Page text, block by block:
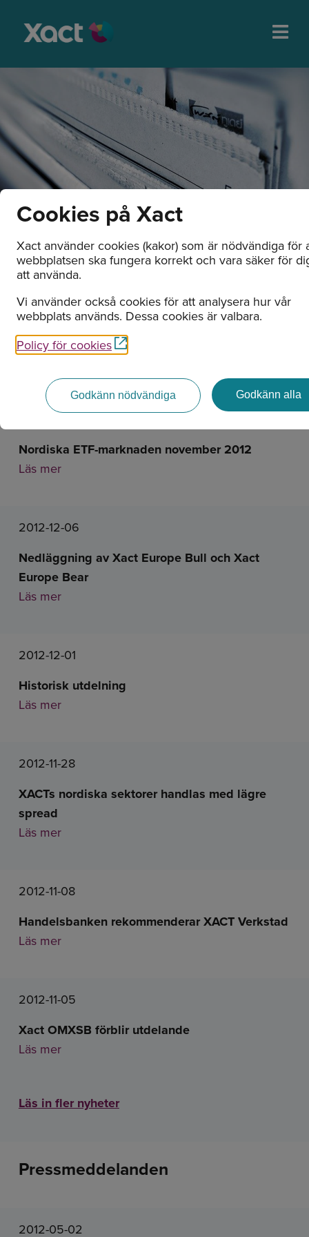
Nyheter och
pressmeddelanden
Nyheter
Nordiska ETF-marknaden november 2012
Läs mer
2012-12-10
Nedläggning av Xact Europe Bull och Xact
Europe Bear
Läs mer
2012-12-06
Historisk utdelning
Läs mer
2012-12-01
XACTs nordiska sektorer handlas med lägre
spread
Läs mer
2012-11-28
Handelsbanken rekommenderar XACT Verkstad
Läs mer
2012-11-08
Xact OMXSB förblir utdelande
Läs mer
2012-11-05
Läs in fler nyheter
Pressmeddelanden
2012-05-02
Cookies på Xact
Xact använder cookies (kakor) som är nödvändiga för
webbplatsen ska fungera korrekt och vara säker för
att använda.
Vi använder också cookies för att analysera hur vår
webbplats används. Dessa cookies är valbara.
Policy för cookies
Godkänn alla
Godkänn nödvändiga